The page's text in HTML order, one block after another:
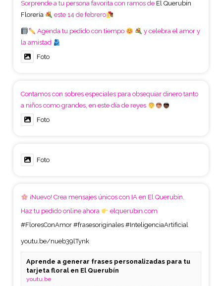
Sorprende a tu persona favorita con ramos de El Querubín
Florería
este 14 de febrero
Agenda tu pedido con tiempo
y celebra el amor y
la amistad
Foto
Contamos con sobres especiales para obsequiar dinero tanto
a niños como grandes, en este día de reyes
Foto
Foto
¡Nuevo! Crea mensajes únicos con IA en El Querubín.
Haz tu pedido online ahora
elquerubin.com
#FloresConAmor #frasesoriginales #InteligenciaArtificial
youtu.be/nueb39lTynk
Aprende a generar frases personalizadas para tu
tarjeta floral en El Querubín
youtu.be